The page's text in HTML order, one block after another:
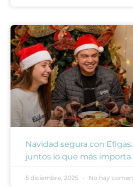
Navidad segura con
juntos lo que más importa
5 diciembre, 2025 No hay